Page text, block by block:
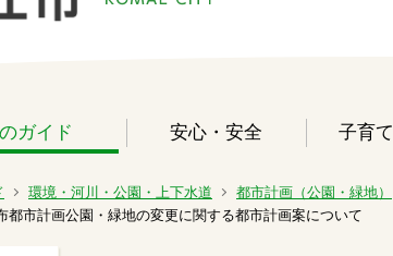
ガイド 安心・安全 子育て
環境・河川・公園・上下水道
都市計画（公園・緑地）
都市計画公園・緑地の変更に関する都市計画案について